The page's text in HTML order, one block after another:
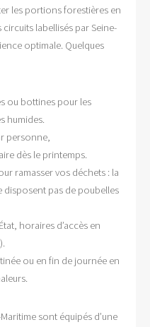
les portions forestières en
labellisés par Seine-
optimale. Quelques
ou bottines pour les
humides.
personne,
dès le printemps.
ramasser vos déchets : la
disposent pas de poubelles
horaires d’accès en
ou en fin de journée en
sont équipés d’une